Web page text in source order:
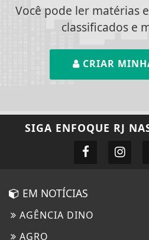
Você pode ler matérias
classificados e
CRIAR
SIGA ENFOQUE RJ
EM NOTÍCIAS
AGÊNCIA DINO
AGRO